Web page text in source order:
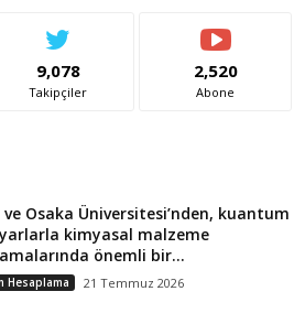
9,078
Takipçiler
2,520
Abone
Osaka Üniversitesi’nden, kuantum
kimyasal malzeme
önemli bir...
Hesaplama 21 Temmuz 2026